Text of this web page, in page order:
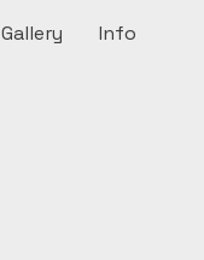
Gallery Info